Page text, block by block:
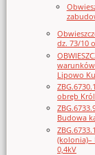
dz. 73/10
Lipowo
obręb
Budowa
(kolonia)–
0,4kV